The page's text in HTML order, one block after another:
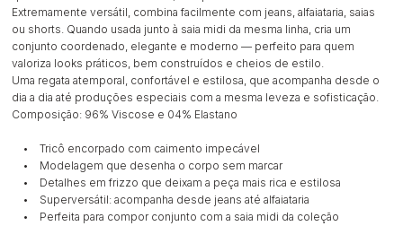
Extremamente versátil, combina facilmente com jeans, alfaiataria, saias
ou shorts. Quando usada junto à saia midi da mesma linha, cria um
conjunto coordenado, elegante e moderno — perfeito para quem
valoriza looks práticos, bem construídos e cheios de estilo.
Uma regata atemporal, confortável e estilosa, que acompanha desde o
dia a dia até produções especiais com a mesma leveza e sofisticação.
Composição: 96% Viscose e 04% Elastano
• Tricô encorpado com caimento impecável
• Modelagem que desenha o corpo sem marcar
• Detalhes em frizzo que deixam a peça mais rica e estilosa
• Superversátil: acompanha desde jeans até alfaiataria
• Perfeita para compor conjunto com a saia midi da coleção